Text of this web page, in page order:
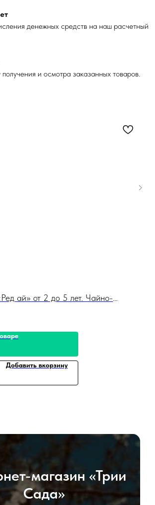
денежных средств на наш расчетный
и осмотра заказанных товаров.
ай» от 2 до 5 лет. Чайно-
Добавить вкорзину
магазин «Трии
Сада»